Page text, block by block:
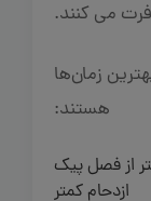
می کنند.
زمان‌ها
هستند:
ازدحام کمتر